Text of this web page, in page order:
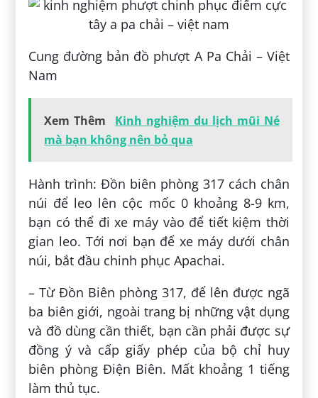
Cung đường bản đồ phượt A Pa Chải – Việt
Nam
Xem Thêm
Kinh nghiệm du lịch mũi Né
mà bạn không nên bỏ qua
Hành trình: Đồn biên phòng 317 cách chân
núi để leo lên cộc mốc 0 khoảng 8-9 km,
bạn có thể đi xe máy vào để tiết kiệm thời
gian leo. Tới nơi bạn để xe máy dưới chân
núi, bắt đầu chinh phục Apachai.
– Từ Đồn Biên phòng 317, để lên được ngã
ba biên giới, ngoài trang bị những vật dụng
và đồ dùng cần thiết, bạn cần phải được sự
đồng ý và cấp giấy phép của bộ chỉ huy
biên phòng Điện Biên. Mất khoảng 1 tiếng
làm thủ tục.